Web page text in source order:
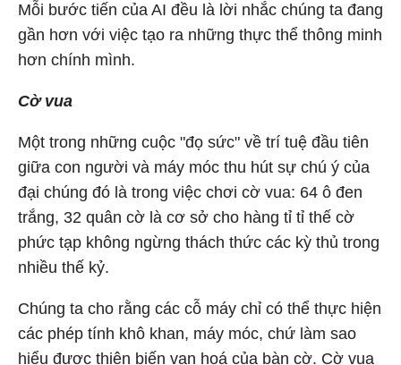
Mỗi bước tiến của AI đều là lời nhắc chúng ta đang
gần hơn với việc tạo ra những thực thể thông minh
hơn chính mình.
Cờ vua
Một trong những cuộc "đọ sức" về trí tuệ đầu tiên
giữa con người và máy móc thu hút sự chú ý của
đại chúng đó là trong việc chơi cờ vua: 64 ô đen
trắng, 32 quân cờ là cơ sở cho hàng tỉ tỉ thế cờ
phức tạp không ngừng thách thức các kỳ thủ trong
nhiều thế kỷ.
Chúng ta cho rằng các cỗ máy chỉ có thể thực hiện
các phép tính khô khan, máy móc, chứ làm sao
hiểu được thiên biến vạn hoá của bàn cờ. Cờ vua